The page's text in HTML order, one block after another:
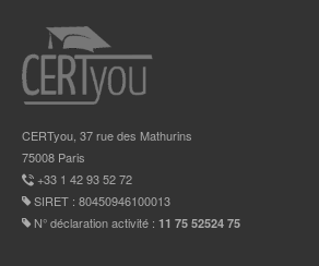
CERTyou, 37 rue des Mathurins
75008 Paris
+33 1 42 93 52 72
SIRET : 80450946100013
N° déclaration activité : 11 75 52524 75